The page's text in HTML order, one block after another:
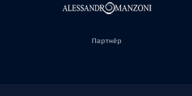
Партнёр